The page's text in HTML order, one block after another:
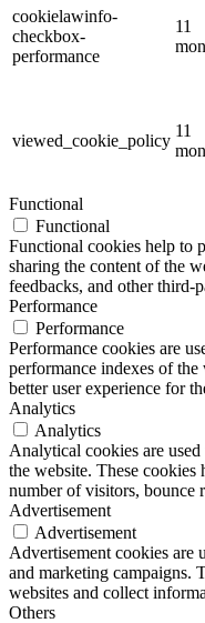
cookielawinfo-
checkbox-
performance
11
viewed_cookie_policy
11
Functional
Functional
Functional cookies help to
sharing the content of the
feedbacks, and other third-
Performance
Performance
Performance cookies are
performance indexes of
better user experience for
Analytics
Analytics
Analytical cookies are
the website. These
number of visitors, bounce
Advertisement
Advertisement
Advertisement cookies are
and marketing campaigns.
websites and collect
Others